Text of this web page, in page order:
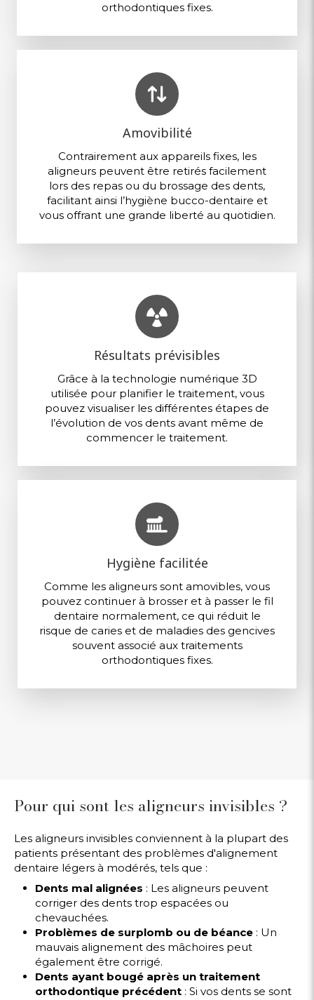
orthodontiques fixes.
Amovibilité
Contrairement aux appareils fixes, les
aligneurs peuvent être retirés facilement
lors des repas ou du brossage des dents,
facilitant ainsi l’hygiène bucco-dentaire et
vous offrant une grande liberté au quotidien.
Résultats prévisibles
Grâce à la technologie numérique 3D
utilisée pour planifier le traitement, vous
pouvez visualiser les différentes étapes de
l’évolution de vos dents avant même de
commencer le traitement.
Hygiène facilitée
Comme les aligneurs sont amovibles, vous
pouvez continuer à brosser et à passer le fil
dentaire normalement, ce qui réduit le
risque de caries et de maladies des gencives
souvent associé aux traitements
orthodontiques fixes.
Pour qui sont les aligneurs invisibles ?
Les aligneurs invisibles conviennent à la plupart des
patients présentant des problèmes d'alignement
dentaire légers à modérés, tels que :
Dents mal alignées : Les aligneurs peuvent
corriger des dents trop espacées ou
chevauchées.
Problèmes de surplomb ou de béance : Un
mauvais alignement des mâchoires peut
également être corrigé.
Dents ayant bougé après un traitement
orthodontique précédent : Si vos dents se sont